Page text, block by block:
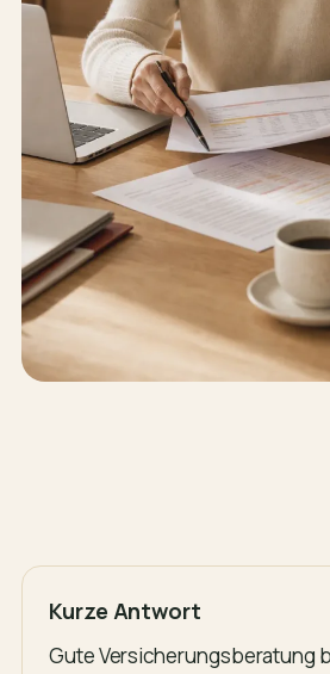
Kurze Antwort
Gute Versicherungsberatung